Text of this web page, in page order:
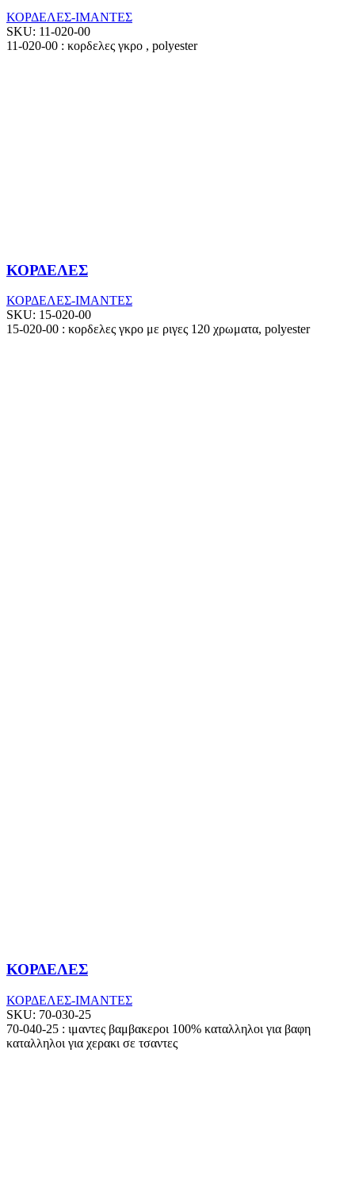
ΚΟΡΔΕΛΕΣ-ΙΜΑΝΤΕΣ
SKU: 11-020-00
11-020-00 : κορδελες γκρο , polyester
ΚΟΡΔΕΛΕΣ
ΚΟΡΔΕΛΕΣ-ΙΜΑΝΤΕΣ
SKU: 15-020-00
15-020-00 : κορδελες γκρο με ριγες 120 χρωματα, polyester
ΚΟΡΔΕΛΕΣ
ΚΟΡΔΕΛΕΣ-ΙΜΑΝΤΕΣ
SKU: 70-030-25
70-040-25 : ιμαντες βαμβακεροι 100% καταλληλοι για βαφη
καταλληλοι για χερακι σε τσαντες